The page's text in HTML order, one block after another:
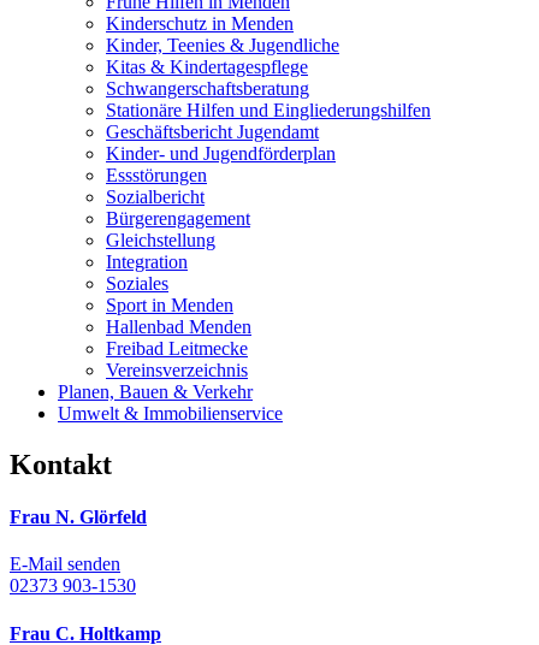
Kinderschutz in Menden
Kinder, Teenies & Jugendliche
Kitas & Kindertagespflege
Schwangerschaftsberatung
Stationäre Hilfen und Eingliederungshilfen
Geschäftsbericht Jugendamt
Kinder- und Jugendförderplan
Essstörungen
Sozialbericht
Bürgerengagement
Gleichstellung
Integration
Soziales
Sport in Menden
Hallenbad Menden
Freibad Leitmecke
Vereinsverzeichnis
Planen, Bauen & Verkehr
Umwelt & Immobilienservice
Kontakt
Frau N. Glörfeld
E-Mail senden
02373 903-1530
Frau C. Holtkamp